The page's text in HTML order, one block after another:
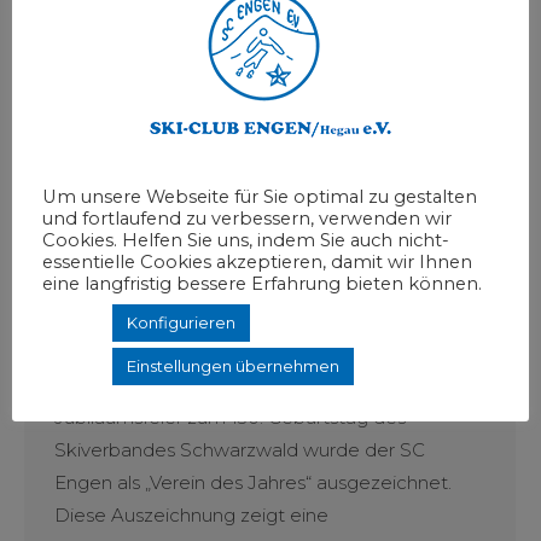
SC Engen ist Verein des Jahres
Von Hannah
Kommentar hinterlassen
Was für eine Ehre! Im Rahmen der
Jubiläumsfeier zum 130. Geburtstag des
Skiverbandes Schwarzwald wurde der SC
Engen als „Verein des Jahres“ ausgezeichnet.
Diese Auszeichnung zeigt eine
Um unsere Webseite für Sie optimal zu gestalten
und fortlaufend zu verbessern, verwenden wir
Cookies. Helfen Sie uns, indem Sie auch nicht-
essentielle Cookies akzeptieren, damit wir Ihnen
eine langfristig bessere Erfahrung bieten können.
Konfigurieren
Einstellungen übernehmen